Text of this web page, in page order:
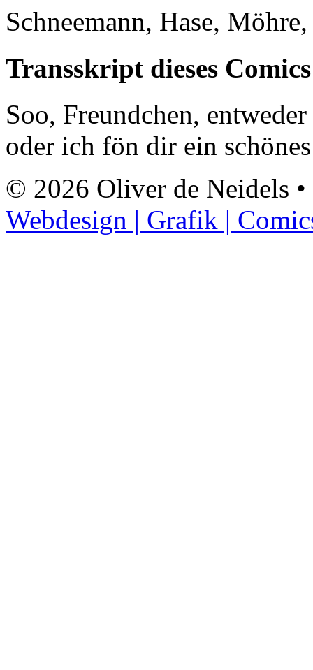
Schneemann, Hase,
Transskript dieses Comics
Soo, Freundchen,
oder ich fön dir ein
© 2026 Oliver de Neidels •
Webdesign | Grafik |